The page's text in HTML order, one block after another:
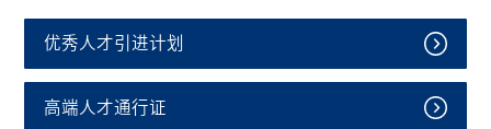
优秀人才引进计划
高端人才通行证